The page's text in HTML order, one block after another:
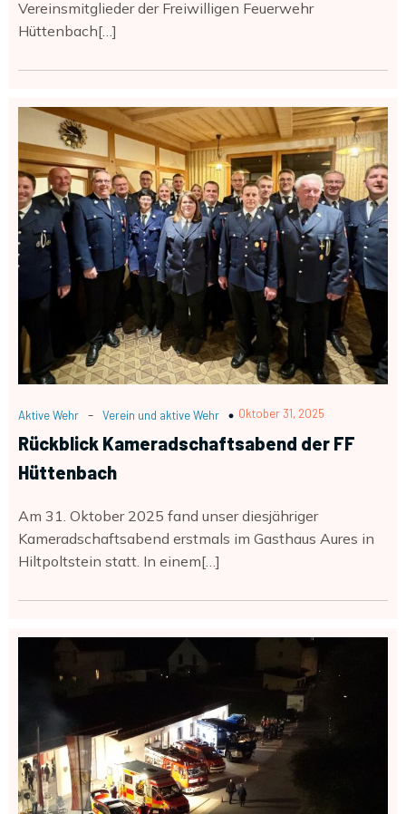
Vereinsmitglieder der Freiwilligen Feuerwehr
Hüttenbach[…]
Aktive Wehr - Verein und aktive Wehr Oktober 31, 2025
Rückblick Kameradschaftsabend der FF
Hüttenbach
Am 31. Oktober 2025 fand unser diesjähriger
Kameradschaftsabend erstmals im Gasthaus Aures in
Hiltpoltstein statt. In einem[…]